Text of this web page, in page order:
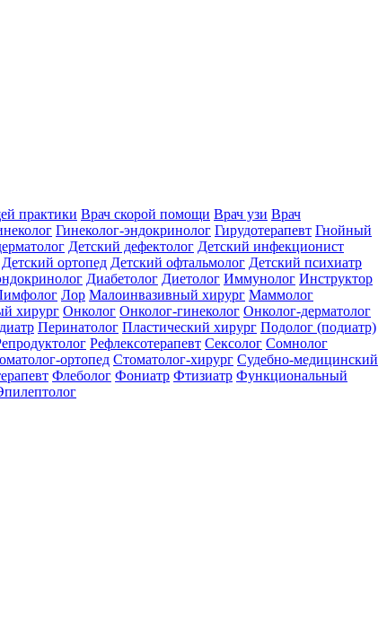
практики Врач скорой помощи Врач узи Врач
Гинеколог-эндокринолог Гирудотерапевт Гнойный
Детский дефектолог Детский инфекционист
Детский ортопед Детский офтальмолог Детский психиатр
Диабетолог Диетолог Иммунолог Инструктор
Лор Малоинвазивный хирург Маммолог
хирург Онколог Онколог-гинеколог Онколог-дерматолог
Перинатолог Пластический хирург Подолог (подиатр)
Рефлексотерапевт Сексолог Сомнолог
ортопед Стоматолог-хирург Судебно-медицинский
Флеболог Фониатр Фтизиатр Функциональный